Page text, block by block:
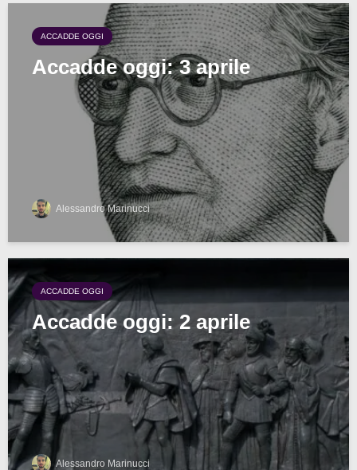
ACCADDE OGGI
Accadde oggi: 3 aprile
Alessandro Marinucci
ACCADDE OGGI
Accadde oggi: 2 aprile
Alessandro Marinucci